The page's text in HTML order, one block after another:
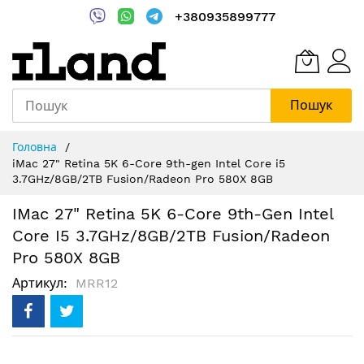
+380935899777
Пошук
Content
Головна
iMac 27" Retina 5K 6-Core 9th-gen Intel Core i5
3.7GHz/8GB/2TB Fusion/Radeon Pro 580X 8GB
IMac 27" Retina 5K 6-Core 9th-Gen Intel
Core I5 3.7GHz/8GB/2TB Fusion/Radeon
Pro 580X 8GB
Артикул MRR12